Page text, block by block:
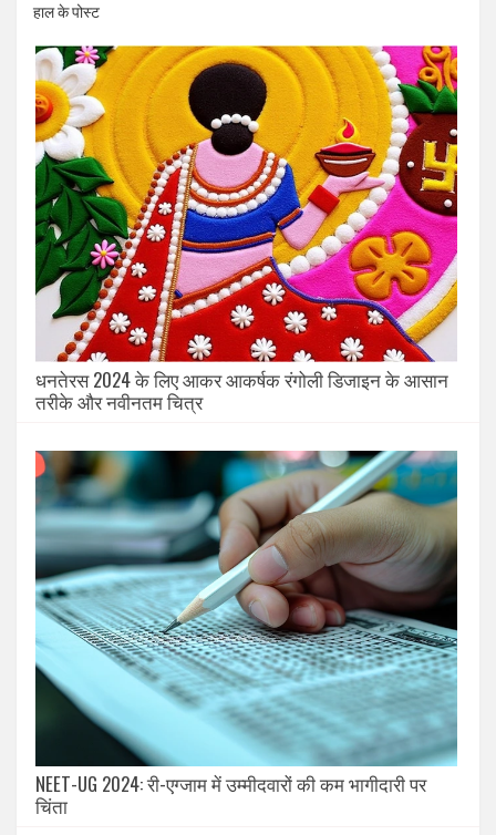
हाल के पोस्ट
धनतेरस 2024 के लिए आकर आकर्षक रंगोली डिजाइन के आसान
तरीके और नवीनतम चित्र
NEET-UG 2024: री-एग्जाम में उम्मीदवारों की कम भागीदारी पर
चिंता